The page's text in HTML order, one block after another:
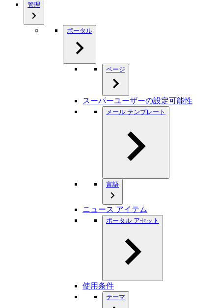
管理
ポータル
ページ
スーパーユーザーの設定可能性
メール テンプレート
言語
ニュース アイテム
ポータル アセット
使用条件
テーマ